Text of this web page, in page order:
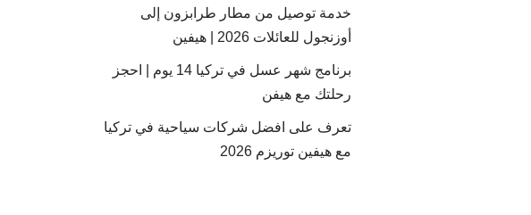
خدمة توصيل من مطار طرابزون إلى
أوزنجول للعائلات 2026 | هيفين
برنامج شهر عسل في تركيا 14 يوم | احجز
رحلتك مع هيفن
تعرف على افضل شركات سياحية في تركيا
مع هيفين توريزم 2026